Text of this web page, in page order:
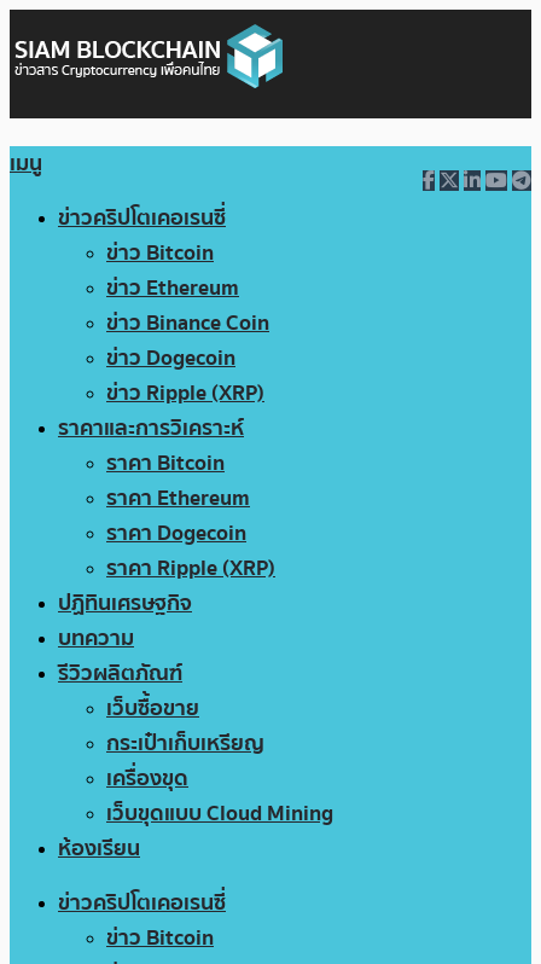
เมนู
ข่าวคริปโตเคอเรนซี่
ข่าว Bitcoin
ข่าว Ethereum
ข่าว Binance Coin
ข่าว Dogecoin
ข่าว Ripple (XRP)
ราคาและการวิเคราะห์
ราคา Bitcoin
ราคา Ethereum
ราคา Dogecoin
ราคา Ripple (XRP)
ปฏิทินเศรษฐกิจ
บทความ
รีวิวผลิตภัณฑ์
เว็บซื้อขาย
กระเป๋าเก็บเหรียญ
เครื่องขุด
เว็บขุดแบบ Cloud Mining
ห้องเรียน
ข่าวคริปโตเคอเรนซี่
ข่าว Bitcoin